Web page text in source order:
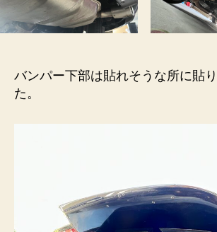
バンパー下部は貼れそうな所に貼
た。